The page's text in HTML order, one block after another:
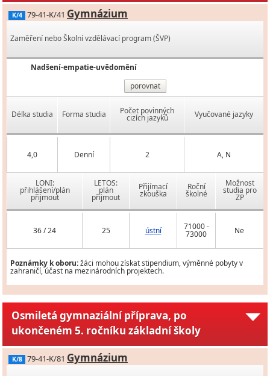
K/4 79-41-K/41 Gymnázium
Zaměření nebo Školní vzdělávací program (ŠVP)
Nadšení-empatie-uvědomění
porovnat
Délka studia Forma studia Počet povinných
cizích jazyků Vyučované jazyky
4,0 Denní 2 A, N
LONI:
přihlášení/plán
přijmout
LETOS:
plán
přijmout
Přijímací
zkouška
Roční
školné
Možnost
studia pro
ZP
36 / 24 25 ústní 71000 -
73000 Ne
Poznámky k oboru:žáci mohou získat stipendium, výměnné pobyty v
zahraničí, účast na mezinárodních projektech.
Osmiletá gymnaziální příprava, po
ukončeném 5. ročníku základní školy
K/8 79-41-K/81 Gymnázium